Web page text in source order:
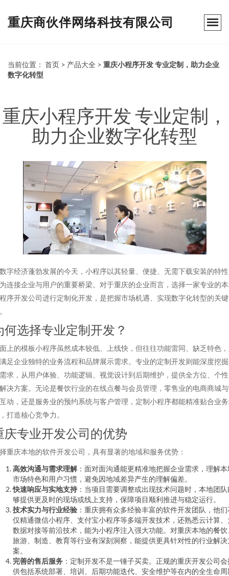
重庆商伙伴网络科技有限公司
当前位置： 首页 > 产品大全 > 重庆小程序开发 专业定制，助力企业
数字化转型
重庆小程序开发 专业定制，
助力企业数字化转型
字经济蓬勃发展的今天，小程序以其轻量、便捷、无需下载安装的特
连接企业与用户的重要桥梁。对于重庆的企业而言，选择一家专业的
序开发公司进行定制化开发，是把握市场机遇、实现数字化转型的关
何选择专业定制开发？
上的模板小程序虽然成本较低、上线快，但往往功能雷同、缺乏特色
足企业独特的业务流程和品牌展示需求。专业的定制开发则能深度挖
求，从用户体验、功能逻辑、视觉设计到后期维护，提供全方位、个
决方案。无论是餐饮行业的在线点餐与会员管理，零售业的电商商城
动，还是服务业的预约系统与客户管理，定制小程序都能精准贴合业
打造核心竞争力。
庆专业开发公司的优势
重庆本地的软件开发公司，具有显著的地域和服务优势：
高效沟通与需求理解：面对面沟通能更精准地把握企业需求，理解本
市场特色和用户习惯，避免因地域差异产生的理解偏差。
快速响应与实地支持 ：当项目需要调整或出现技术问题时，本地团
够提供更及时的现场或线上支持，保障项目顺利推进与稳定运行。
技术实力与行业经验 ：重庆拥有众多经验丰富的软件开发团队，他
仅精通微信小程序、支付宝小程序等多端开发技术，还熟悉云计算、
数据对接等前沿技术，能为小程序注入强大功能。对重庆本地的餐饮
旅游、制造、教育等行业有深刻洞察，能提供更具针对性的行业解决
案。
完善的售后服务 ：定制开发不是一锤子买卖。正规的重庆开发公司会
供包括系统部署、培训、后期功能迭代、安全维护等在内的全生命周